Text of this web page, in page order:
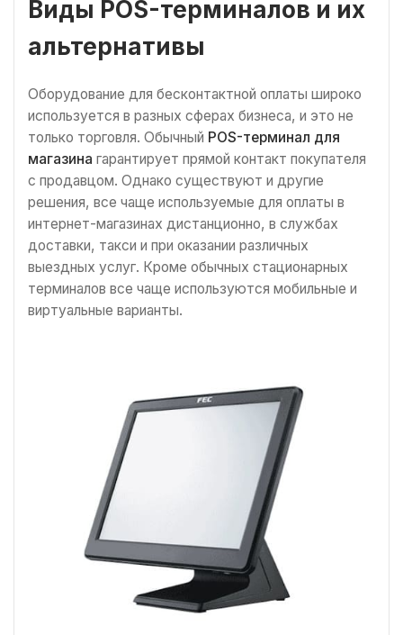
Виды POS-терминалов и их
альтернативы
Оборудование для бесконтактной оплаты широко
используется в разных сферах бизнеса, и это не
только торговля. Обычный POS-терминал для
магазина гарантирует прямой контакт покупателя
с продавцом. Однако существуют и другие
решения, все чаще используемые для оплаты в
интернет-магазинах дистанционно, в службах
доставки, такси и при оказании различных
выездных услуг. Кроме обычных стационарных
терминалов все чаще используются мобильные и
виртуальные варианты.